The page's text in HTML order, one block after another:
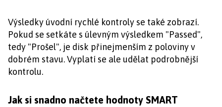
Výsledky úvodní rychlé kontroly se také zobrazí.
Pokud se setkáte s úlevným výsledkem "Passed",
tedy "Prošel", je disk přinejmenším z poloviny v
dobrém stavu. Vyplatí se ale udělat podrobnější
kontrolu.
Jak si snadno načtete hodnoty SMART